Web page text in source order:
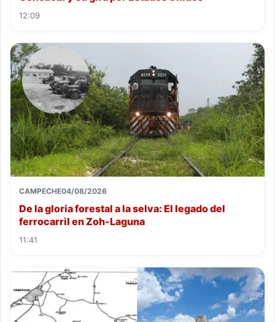
12:09
CAMPECHE04/08/2026
De la gloria forestal a la selva: El legado del
ferrocarril en Zoh-Laguna
11:41